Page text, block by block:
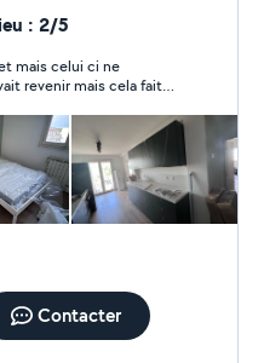
plomberie et
: 2/5
mais celui ci ne
Contacter